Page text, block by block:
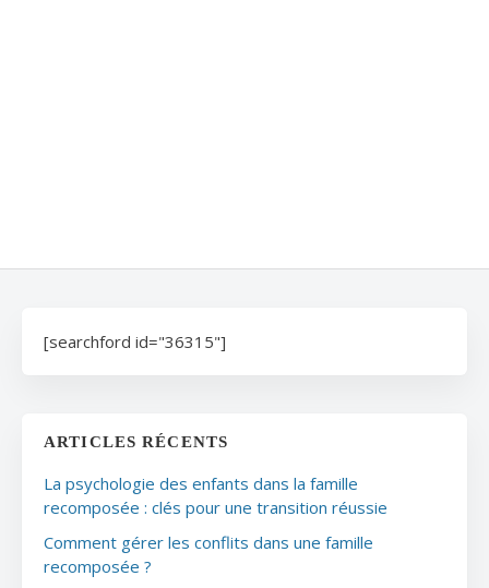
[searchford id="36315"]
ARTICLES RÉCENTS
La psychologie des enfants dans la famille
recomposée : clés pour une transition réussie
Comment gérer les conflits dans une famille
recomposée ?